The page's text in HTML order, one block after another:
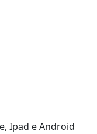
Ipad e Android